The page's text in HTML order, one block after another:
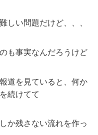
しい問題だけど、、、
も事実なんだろうけど
道を見ていると、何か
続けてて
か残さない流れを作っ